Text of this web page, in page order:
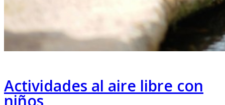
Actividades al aire libre con
niños